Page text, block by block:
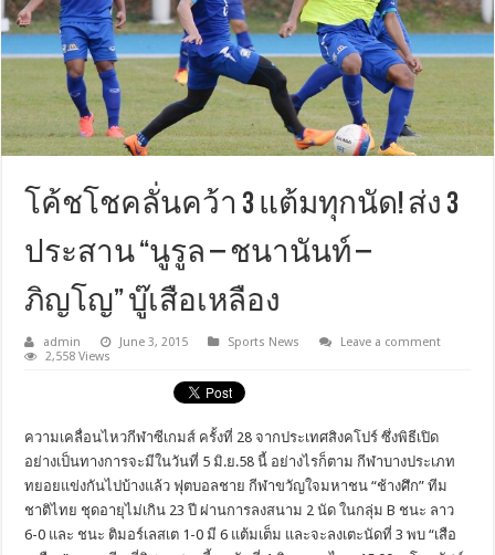
โค้ชโชคลั่นคว้า 3 แต้มทุกนัด! ส่ง 3
ประสาน “นูรูล – ชนานันท์ –
ภิญโญ” บู๊เสือเหลือง
admin June 3, 2015 Sports News
Leave a comment
2,558 Views
ความเคลื่อนไหวกีฬาซีเกมส์ ครั้งที่ 28 จากประเทศสิงคโปร์ ซึ่งพิธีเปิด
อย่างเป็นทางการจะมีในวันที่ 5 มิ.ย.58 นี้ อย่างไรก็ตาม กีฬาบางประเภท
ทยอยแข่งกันไปบ้างแล้ว ฟุตบอลชาย กีฬาขวัญใจมหาชน “ช้างศึก” ทีม
ชาติไทย ชุดอายุไม่เกิน 23 ปี ผ่านการลงสนาม 2 นัด ในกลุ่ม B ชนะ ลาว
6-0 และ ชนะ ติมอร์เลสเต 1-0 มี 6 แต้มเต็ม และจะลงเตะนัดที่ 3 พบ “เสือ